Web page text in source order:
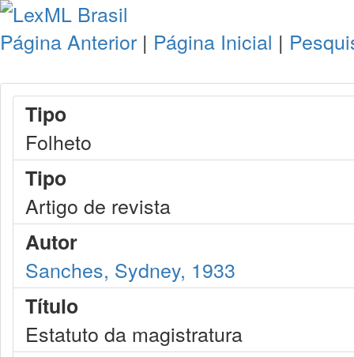
Página Anterior | Página Inicial |
Tipo
Folheto
Tipo
Artigo de revista
Autor
Sanches, Sydney, 1933
Título
Estatuto da magistratura